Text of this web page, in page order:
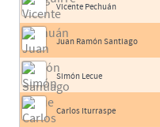
Vicente Pechuán
Juan Ramón Santiago
Simón Lecue
Carlos Iturraspe